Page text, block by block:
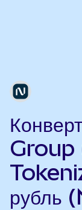
Group
рубль